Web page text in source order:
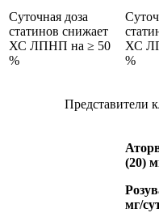
Суточная доза
статинов снижает
ХС ЛПНП на ≥ 50
%
ХС
%
Представители
(20)
мг/